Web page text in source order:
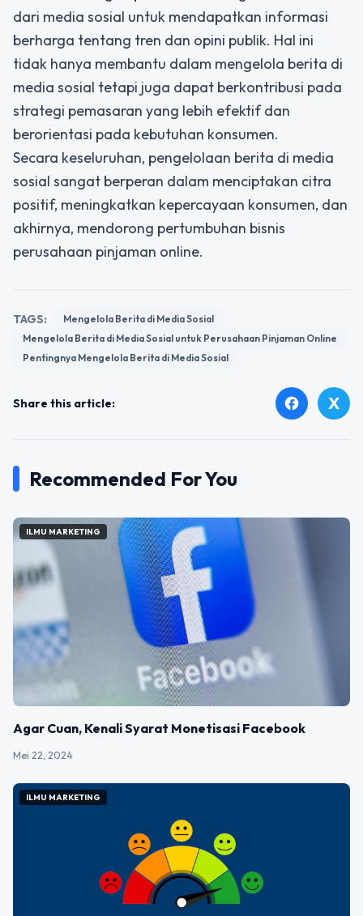
dari media sosial untuk mendapatkan informasi
berharga tentang tren dan opini publik. Hal ini
tidak hanya membantu dalam mengelola berita di
media sosial tetapi juga dapat berkontribusi pada
strategi pemasaran yang lebih efektif dan
berorientasi pada kebutuhan konsumen.
Secara keseluruhan, pengelolaan berita di media
sosial sangat berperan dalam menciptakan citra
positif, meningkatkan kepercayaan konsumen, dan
akhirnya, mendorong pertumbuhan bisnis
perusahaan pinjaman online.
TAGS:
Mengelola Berita di Media Sosial
Mengelola Berita di Media Sosial untuk Perusahaan Pinjaman Online
Pentingnya Mengelola Berita di Media Sosial
Share this article: facebook X
Recommended For You
ILMU MARKETING
Agar Cuan, Kenali Syarat Monetisasi Facebook
Mei 22, 2024
ILMU MARKETING